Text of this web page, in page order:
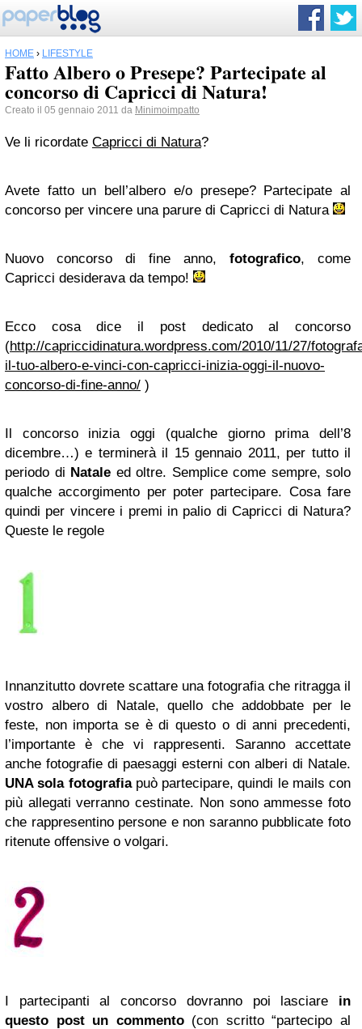
HOME › LIFESTYLE
Fatto Albero o Presepe? Partecipate al
concorso di Capricci di Natura!
Creato il 05 gennaio 2011 da Minimoimpatto
Ve li ricordate Capricci di Natura?
Avete fatto un bell’albero e/o presepe? Partecipate al
concorso per vincere una parure di Capricci di Natura
Nuovo concorso di fine anno, fotografico, come
Capricci desiderava da tempo!
Ecco cosa dice il post dedicato al concorso
(http://capriccidinatura.wordpress.com/2010/11/27/
il-tuo-albero-e-vinci-con-capricci-inizia-oggi-il-nuovo-
concorso-di-fine-anno/ )
Il concorso inizia oggi (qualche giorno prima dell’8
dicembre…) e terminerà il 15 gennaio 2011, per tutto il
periodo di Natale ed oltre. Semplice come sempre, solo
qualche accorgimento per poter partecipare. Cosa fare
quindi per vincere i premi in palio di Capricci di Natura?
Queste le regole
Innanzitutto dovrete scattare una fotografia che ritragga il
vostro albero di Natale, quello che addobbate per le
feste, non importa se è di questo o di anni precedenti,
l’importante è che vi rappresenti. Saranno accettate
anche fotografie di paesaggi esterni con alberi di Natale.
UNA sola fotografia può partecipare, quindi le mails con
più allegati verranno cestinate. Non sono ammesse foto
che rappresentino persone e non saranno pubblicate foto
ritenute offensive o volgari.
I partecipanti al concorso dovranno poi lasciare in
questo post un commento (con scritto “partecipo al